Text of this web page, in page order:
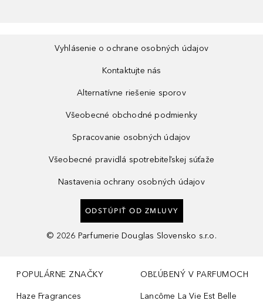
Vyhlásenie o ochrane osobných údajov
Kontaktujte nás
Alternatívne riešenie sporov
Všeobecné obchodné podmienky
Spracovanie osobných údajov
Všeobecné pravidlá spotrebiteľskej súťaže
Nastavenia ochrany osobných údajov
ODSTÚPIŤ OD ZMLUVY
© 2026 Parfumerie Douglas Slovensko s.r.o.
POPULÁRNE ZNAČKY
Haze Fragrances
OBĽÚBENÝ V PARFUMOCH
Lancôme La Vie Est Belle